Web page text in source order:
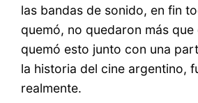
las bandas de sonido, en fin
quemó, no quedaron más que
quemó esto junto con una
la historia del cine argentino,
realmente.